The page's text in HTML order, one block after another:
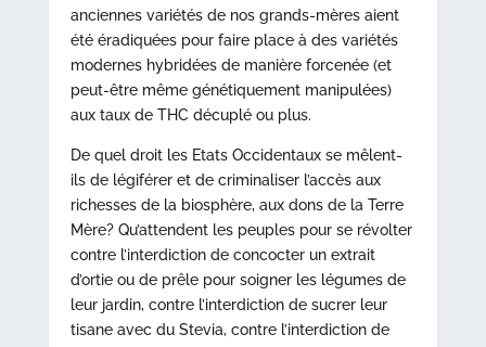
anciennes variétés de nos grands-mères aient
été éradiquées pour faire place à des variétés
modernes hybridées de manière forcenée (et
peut-être même génétiquement manipulées)
aux taux de THC décuplé ou plus.
De quel droit les Etats Occidentaux se mêlent-
ils de légiférer et de criminaliser l’accès aux
richesses de la biosphère, aux dons de la Terre
Mère? Qu’attendent les peuples pour se révolter
contre l’interdiction de concocter un extrait
d’ortie ou de prêle pour soigner les légumes de
leur jardin, contre l’interdiction de sucrer leur
tisane avec du Stevia, contre l’interdiction de